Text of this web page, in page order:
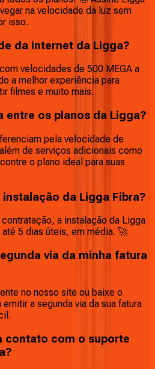
na velocidade da luz sem
isso.
da internet da Ligga?
velocidades de 500 MEGA a
a melhor experiência para
filmes e muito mais.
entre os planos da Ligga?
pela velocidade de
de serviços adicionais como
o plano ideal para suas
da Ligga Fibra?
a instalação da Ligga
até 5 dias úteis, em média. 🚀
via da minha fatura
no nosso site ou baixe o
a segunda via da sua fatura
contato com o suporte